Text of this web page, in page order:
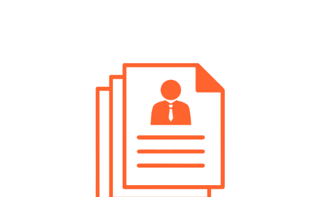
Posizioni Aperte Riva Del Garda Addetto
Posizioni Aperte Rovereto Addetto Paghe
Posizioni Aperte Trento Addetto Paghe
Posizioni Aperte Valli Giudicarie Addetto
Posizioni Aperte Valsugana Addetto